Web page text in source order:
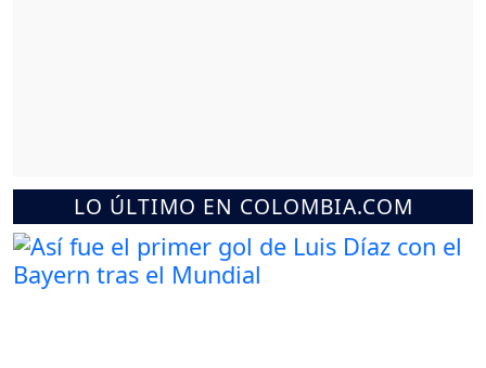
LO ÚLTIMO EN COLOMBIA.COM